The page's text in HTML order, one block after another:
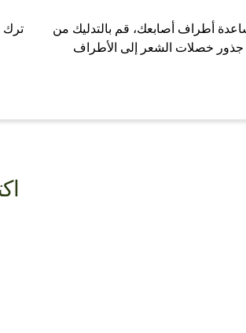
أطراف أصابعك، قم بالتدليك من
جذور خصلات الشعر إلى الأطراف